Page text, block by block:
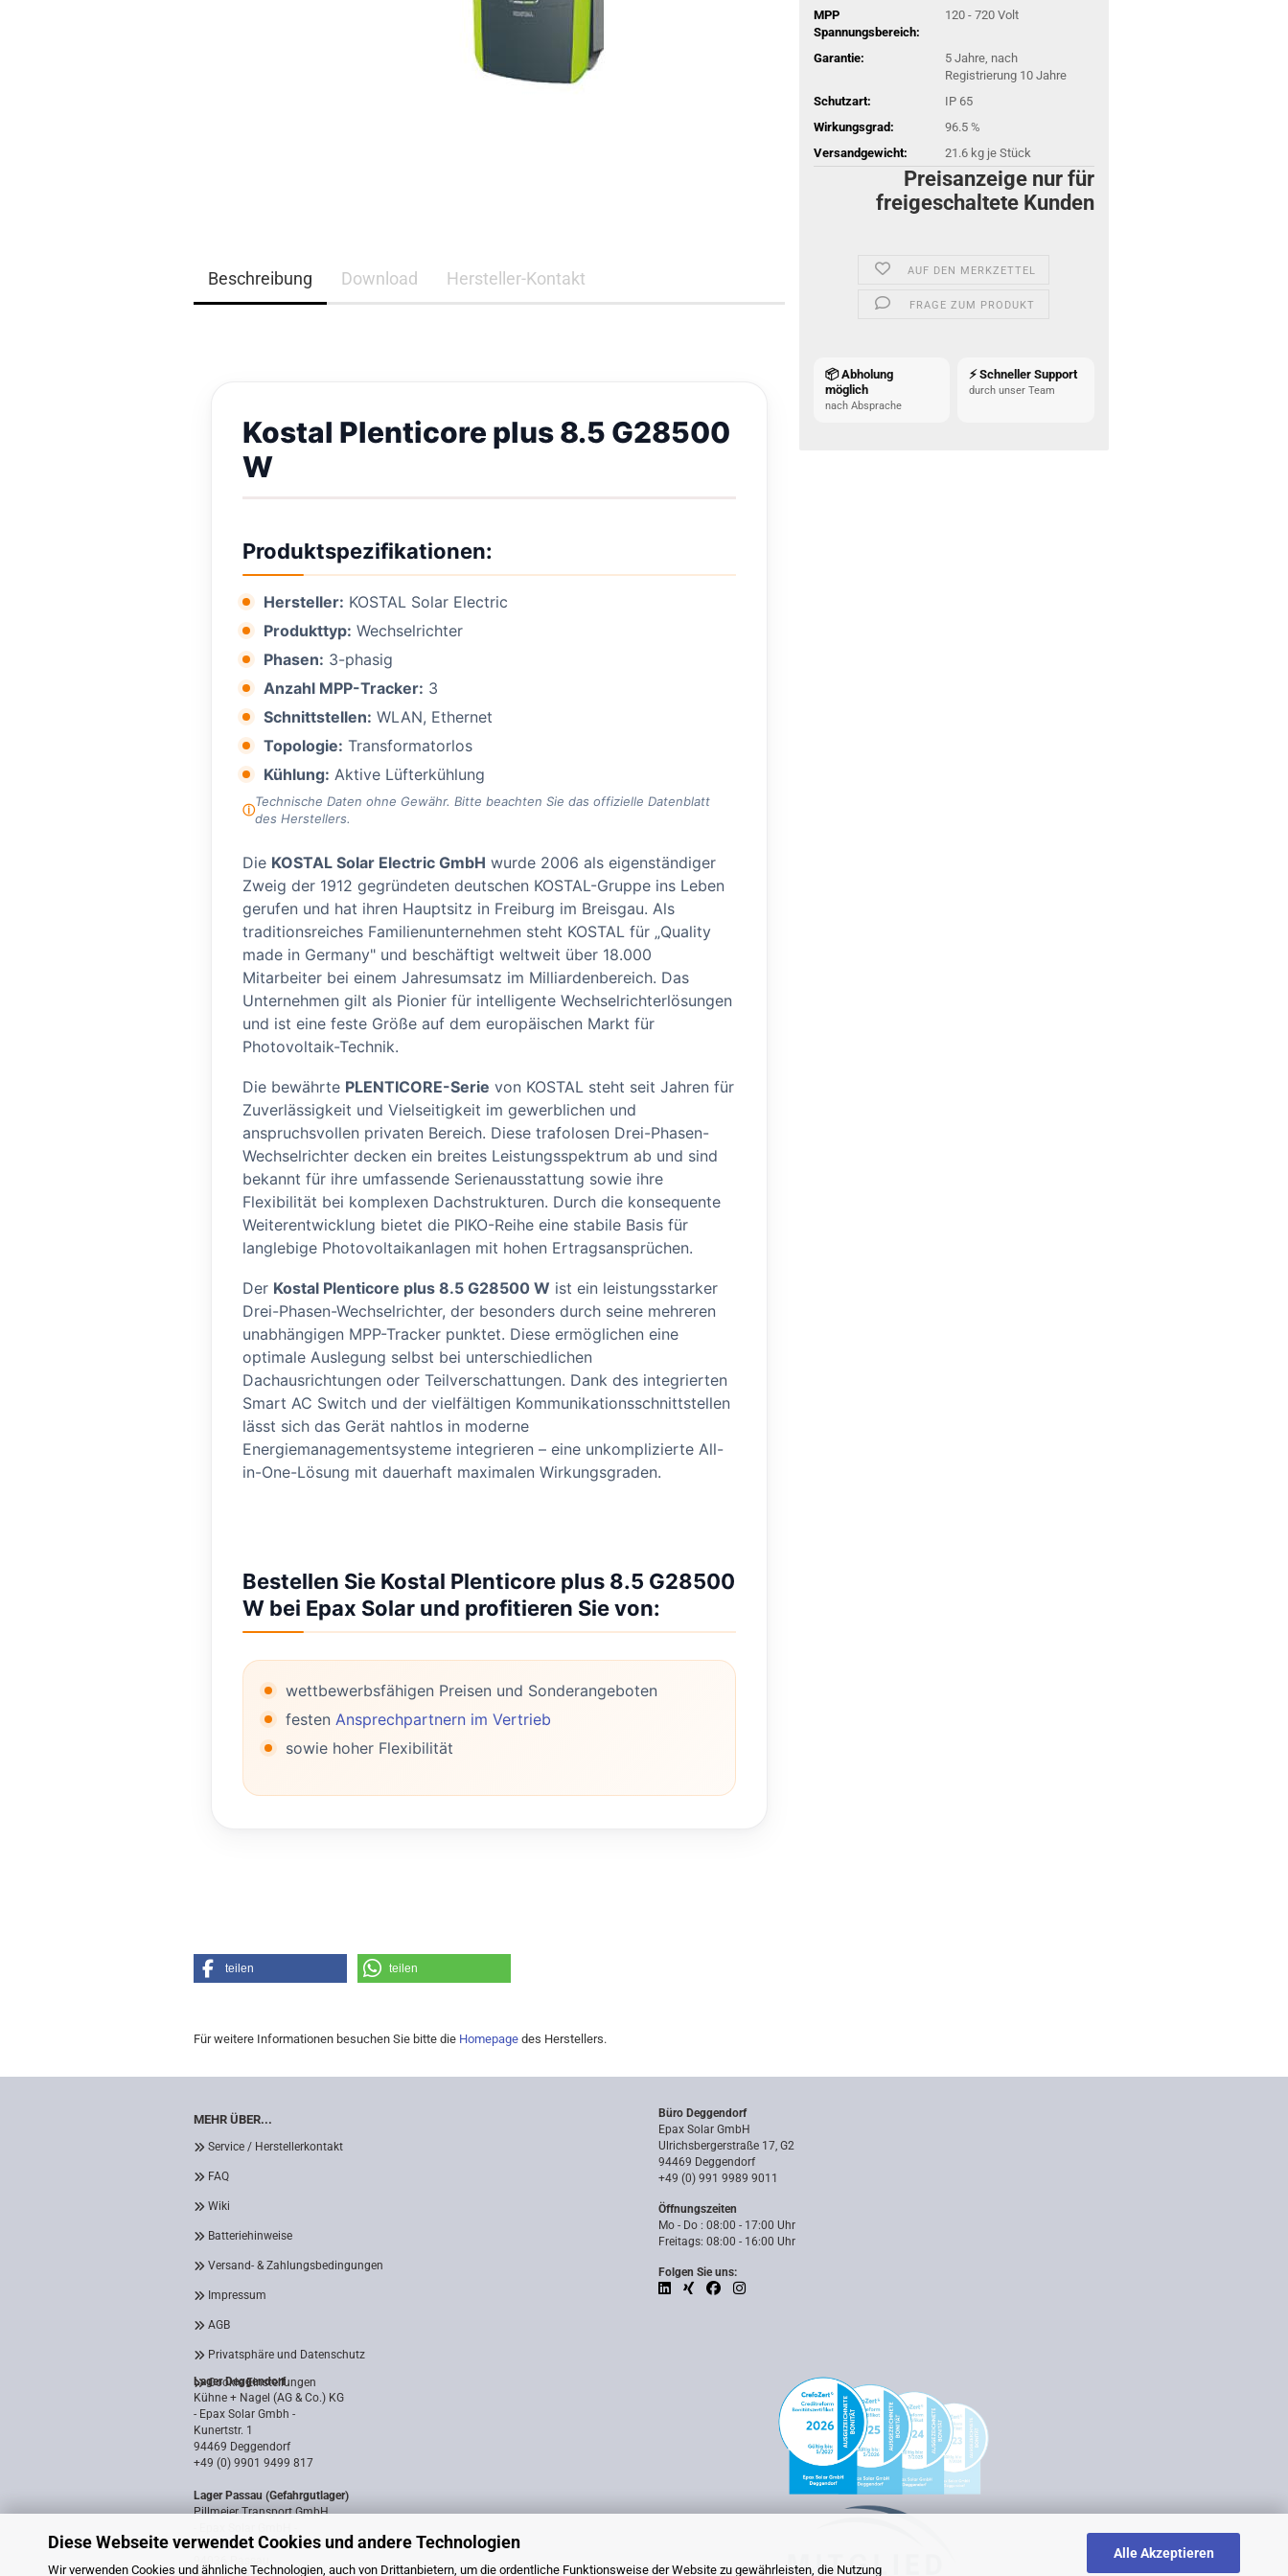
Diese Webseite verwendet Cookies und andere Technologien
Wir verwenden Cookies und ähnliche Technologien, auch von Drittanbietern, um die ordentliche Funktionsweise der Website zu gewährleisten, die Nutzung
Alle Akzeptieren
MPP
Spannungsbereich:
120 - 720 Volt
Garantie:
5 Jahre, nach
Registrierung 10 Jahre
Schutzart:
IP 65
Wirkungsgrad:
96.5 %
Versandgewicht:
21.6kg je Stück
Preisanzeige nur für
freigeschaltete Kunden
AUF DEN MERKZETTEL
FRAGE ZUM PRODUKT
📦 Abholung
möglich
nach Absprache
⚡ Schneller Support
durch unser Team
Beschreibung Download Hersteller-Kontakt
Kostal Plenticore plus 8.5 G28500
W
Produktspezifikationen:
Hersteller: KOSTAL Solar Electric
Produkttyp: Wechselrichter
Phasen: 3-phasig
Anzahl MPP-Tracker: 3
Schnittstellen: WLAN, Ethernet
Topologie: Transformatorlos
Kühlung: Aktive Lüfterkühlung
Technische Daten ohne Gewähr. Bitte beachten Sie das offizielle Datenblatt
des Herstellers.
Die KOSTAL Solar Electric GmbH wurde 2006 als eigenständiger
Zweig der 1912 gegründeten deutschen KOSTAL-Gruppe ins Leben
gerufen und hat ihren Hauptsitz in Freiburg im Breisgau. Als
traditionsreiches Familienunternehmen steht KOSTAL für „Quality
made in Germany" und beschäftigt weltweit über 18.000
Mitarbeiter bei einem Jahresumsatz im Milliardenbereich. Das
Unternehmen gilt als Pionier für intelligente Wechselrichterlösungen
und ist eine feste Größe auf dem europäischen Markt für
Photovoltaik-Technik.
Die bewährte PLENTICORE-Serie von KOSTAL steht seit Jahren für
Zuverlässigkeit und Vielseitigkeit im gewerblichen und
anspruchsvollen privaten Bereich. Diese trafolosen Drei-Phasen-
Wechselrichter decken ein breites Leistungsspektrum ab und sind
bekannt für ihre umfassende Serienausstattung sowie ihre
Flexibilität bei komplexen Dachstrukturen. Durch die konsequente
Weiterentwicklung bietet die PIKO-Reihe eine stabile Basis für
langlebige Photovoltaikanlagen mit hohen Ertragsansprüchen.
Der Kostal Plenticore plus 8.5 G28500 W ist ein leistungsstarker
Drei-Phasen-Wechselrichter, der besonders durch seine mehreren
unabhängigen MPP-Tracker punktet. Diese ermöglichen eine
optimale Auslegung selbst bei unterschiedlichen
Dachausrichtungen oder Teilverschattungen. Dank des integrierten
Smart AC Switch und der vielfältigen Kommunikationsschnittstellen
lässt sich das Gerät nahtlos in moderne
Energiemanagementsysteme integrieren – eine unkomplizierte All-
in-One-Lösung mit dauerhaft maximalen Wirkungsgraden.
Bestellen Sie Kostal Plenticore plus 8.5 G28500
W bei Epax Solar und profitieren Sie von:
wettbewerbsfähigen Preisen und Sonderangeboten
festen Ansprechpartnern im Vertrieb
sowie hoher Flexibilität
teilen teilen
Für weitere Informationen besuchen Sie bitte die Homepage des Herstellers.
MEHR ÜBER...
Service / Herstellerkontakt
FAQ
Wiki
Batteriehinweise
Versand- & Zahlungsbedingungen
Impressum
AGB
Privatsphäre und Datenschutz
Cookie Einstellungen
Büro Deggendorf
Epax Solar GmbH
Ulrichsbergerstraße 17, G2
94469 Deggendorf
+49 (0) 991 9989 9011
Öffnungszeiten
Mo - Do : 08:00 - 17:00 Uhr
Freitags: 08:00 - 16:00 Uhr
Folgen Sie uns:
Lager Deggendorf
Kühne + Nagel (AG & Co.) KG
- Epax Solar Gmbh -
Kunertstr. 1
94469 Deggendorf
+49 (0) 9901 9499 817
Lager Passau (Gefahrgutlager)
Pillmeier Transport GmbH
Industriestraße 14a